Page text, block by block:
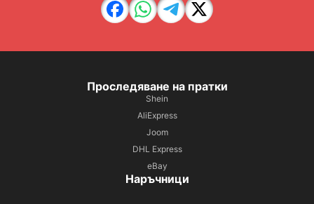
Проследяване на пратки
Shein
AliExpress
Joom
DHL Express
eBay
Наръчници